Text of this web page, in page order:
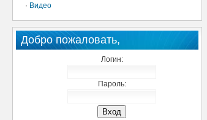
· Видео
Добро пожаловать,
Логин:
Пароль: